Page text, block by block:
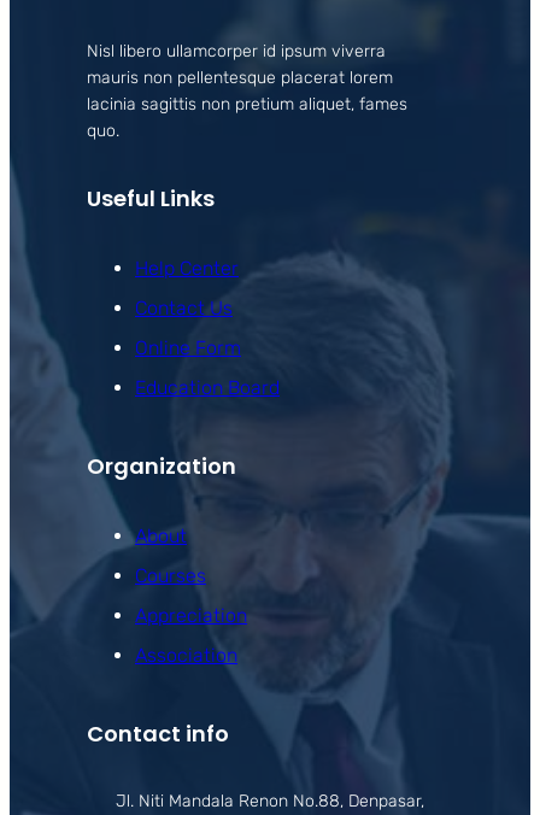
Nisl libero ullamcorper id ipsum viverra
mauris non pellentesque placerat lorem
lacinia sagittis non pretium aliquet, fames
quo.
Useful Links
Help Center
Contact Us
Online Form
Education Board
Organization
About
Courses
Appreciation
Association
Contact info
Jl. Niti Mandala Renon No.88, Denpasar,